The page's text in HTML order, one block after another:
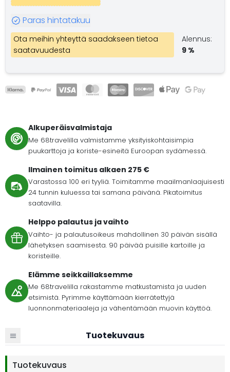
Paras hintatakuu
Ota meihin yhteyttä saadakseen tietoa
saatavuudesta
Alennus:
9 %
Alkuperäisvalmistaja
Me 68travelilla valmistamme yksityiskohtaisimpia
puukarttoja ja koriste-esineitä Euroopan sydämessä.
Ilmainen toimitus alkaen 275 €
Varastossa 100 eri tyyliä. Toimitamme maailmanlaajuisesti
24 tunnin kuluessa tai samana päivänä. Pikatoimitus
saatavilla.
Helppo palautus ja vaihto
Vaihto- ja palautusoikeus mahdollinen 30 päivän sisällä
lähetyksen saamisesta. 90 päivää puisille kartoille ja
koristeille.
Elämme seikkaillaksemme
Me 68travelilla rakastamme matkustamista ja uuden
etsimistä. Pyrimme käyttämään kierrätettyjä
luonnonmateriaaleja ja vähentämään muovin käyttöä.
Tuotekuvaus
Tuotekuvaus